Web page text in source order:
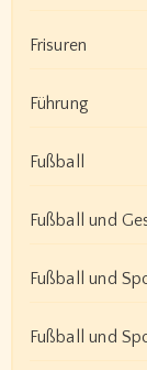
Frisuren
Führung
Fußball
Fußball und
Fußball und
Fußball und